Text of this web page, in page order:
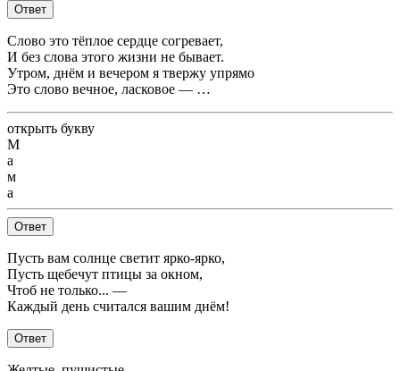
Ответ
Слово это тёплое сердце согревает,
И без слова этого жизни не бывает.
Утром, днём и вечером я твержу упрямо
Это слово вечное, ласковое — …
открыть букву
М
а
м
а
Ответ
Пусть вам солнце светит ярко-ярко,
Пусть щебечут птицы за окном,
Чтоб не только... —
Каждый день считался вашим днём!
Ответ